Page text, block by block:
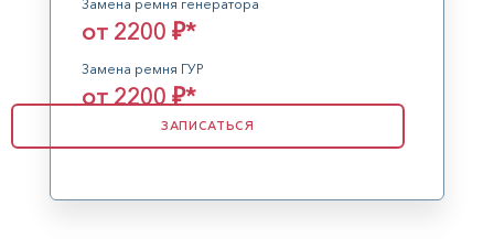
Замена ремня генератора
от 2200 ₽*
Замена ремня ГУР
от 2200 ₽*
ЗАПИСАТЬСЯ